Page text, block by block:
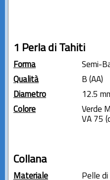
1 Perla di Tahiti
Forma
Semi-
Qualità
B (AA)
Diametro
12.5
Colore
Verde
VA 75
Collana
Materiale
Pelle di